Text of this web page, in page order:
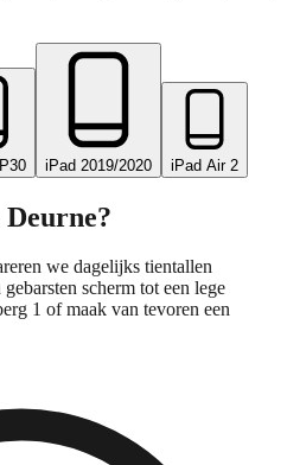
iPad 2019/2020 iPad Air 2
Deurne?
we dagelijks tientallen
scherm tot een lege
1 of maak van tevoren een